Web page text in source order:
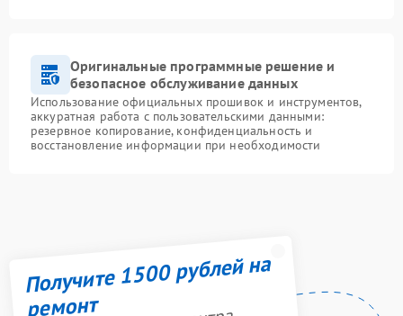
Оригинальные программные решение и
безопасное обслуживание данных
Использование официальных прошивок и инструментов,
аккуратная работа с пользовательскими данными:
резервное копирование, конфиденциальность и
восстановление информации при необходимости
Получите 1500 рублей на
ремонт